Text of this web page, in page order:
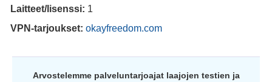
Laitteet/lisenssi: 1
VPN-tarjoukset: okayfreedom.com
Arvostelemme palveluntarjoajat laajojen testien ja